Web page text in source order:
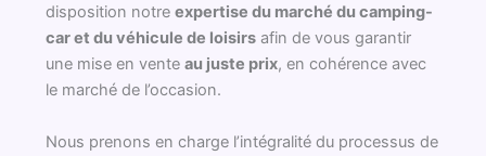
disposition notre expertise du marché du camping-
car et du véhicule de loisirsafin de vous garantir
une mise en vente au juste prix, en cohérence avec
le marché de l’occasion.
Nous prenons en charge l’intégralité du processus de